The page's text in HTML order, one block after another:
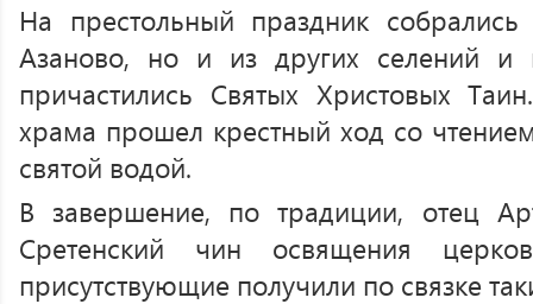
На престольный праздник
Азаново, но и из других селений
причастились Святых Христовых
храма прошел крестный ход со
святой водой.
В завершение, по традиции, отец
Сретенский чин освящения
присутствующие получили по связке